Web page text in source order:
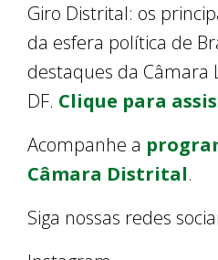
Giro Distrital: os
da esfera política de
destaques da Câmara
DF. Clique para
Acompanhe a
Câmara Distrital.
Siga nossas redes